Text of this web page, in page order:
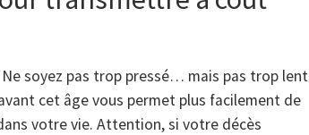
soyez pas trop pressé… mais pas trop lent
cet âge vous permet plus facilement de
votre vie. Attention, si votre décès